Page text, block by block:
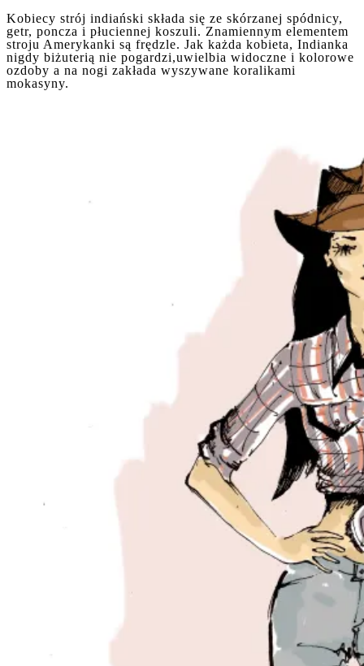
Kobiecy strój indiański składa się ze skórzanej spódnicy,
getr, poncza i płuciennej koszuli. Znamiennym elementem
stroju Amerykanki są frędzle. Jak każda kobieta, Indianka
nigdy biżuterią nie pogardzi,uwielbia widoczne i kolorowe
ozdoby a na nogi zakłada wyszywane koralikami
mokasyny.